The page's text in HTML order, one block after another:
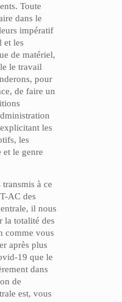
Toute
dans le
impératif
et les
de matériel,
le travail
pour
de faire un
les
les
et le genre
à ce
AC des
il nous
la totalité des
comme vous
après plus
19 que le
dans
de
est, vous